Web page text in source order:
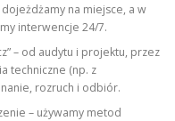
na miejsce, a w
interwencje 24/7.
– od audytu i projektu, przez
techniczne (np. z
rozruch i odbiór.
– używamy metod